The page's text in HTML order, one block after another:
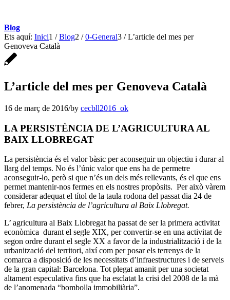
Blog
Ets aquí: Inici1 / Blog2 / 0-General3 / L’article del mes per
Genoveva Català
L’article del mes per Genoveva Català
16 de març de 2016/by cecbll2016_ok
LA PERSISTÈNCIA DE L’AGRICULTURA AL
BAIX LLOBREGAT
La persistència és el valor bàsic per aconseguir un objectiu i durar al
llarg del temps. No és l’únic valor que ens ha de permetre
aconseguir-lo, però si que n’és un dels més rellevants, és el que ens
permet mantenir-nos fermes en els nostres propòsits. Per això vàrem
considerar adequat el títol de la taula rodona del passat dia 24 de
febrer, La persistència de l’agricultura al Baix Llobregat.
L’ agricultura al Baix Llobregat ha passat de ser la primera activitat
econòmica durant el segle XIX, per convertir-se en una activitat de
segon ordre durant el segle XX a favor de la industrialització i de la
urbanització del territori, així com per posar els terrenys de la
comarca a disposició de les necessitats d’infraestructures i de serveis
de la gran capital: Barcelona. Tot plegat amanit per una societat
altament especulativa fins que ha esclatat la crisi del 2008 de la mà
de l’anomenada “bombolla immobiliària”.